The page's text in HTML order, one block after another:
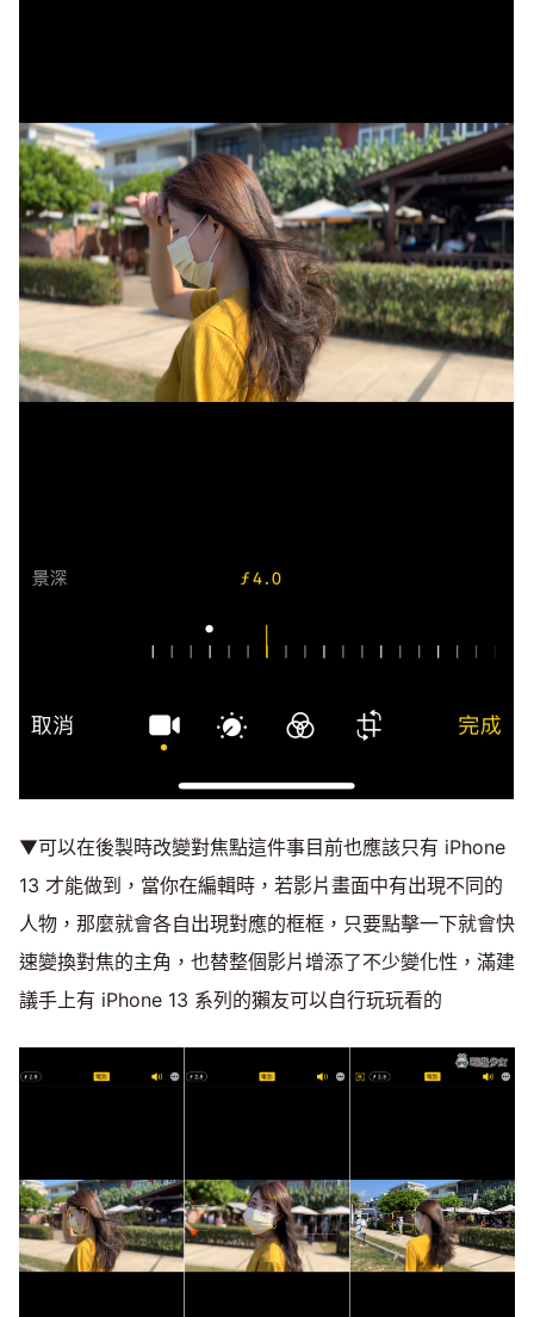
▼可以在後製時改變對焦點這件事目前也應該只有 iPhone
13 才能做到，當你在編輯時，若影片畫面中有出現不同的
人物，那麼就會各自出現對應的框框，只要點擊一下就會快
速變換對焦的主角，也替整個影片增添了不少變化性，滿建
議手上有 iPhone 13 系列的獺友可以自行玩玩看的